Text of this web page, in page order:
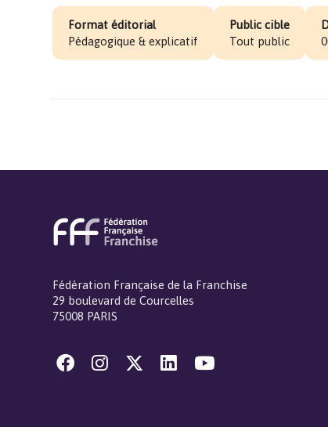
Format éditorial
Pédagogique & explicatif
Public cible
Tout public
Fédération Française de la Franchise
29 boulevard de Courcelles
75008 PARIS